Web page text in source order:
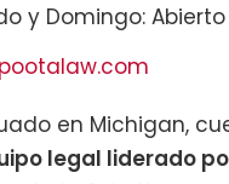
y Domingo:
pootalaw.com
en Michigan,
legal liderado